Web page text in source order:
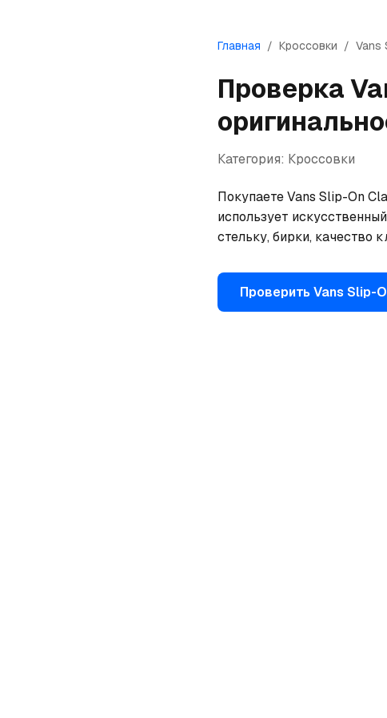
Главная / Кроссовки / Vans
Проверка
Категория: Кроссовки
Покупаете Vans Slip-On
использует
стельку, бирки, качество
Проверить Vans Slip-